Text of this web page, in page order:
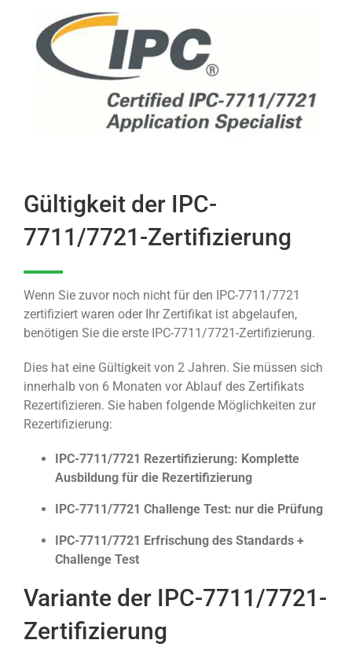
Gültigkeit der IPC-
7711/7721-Zertifizierung
Wenn Sie zuvor noch nicht für den IPC-7711/7721
zertifiziert waren oder Ihr Zertifikat ist abgelaufen,
benötigen Sie die erste IPC-7711/7721-Zertifizierung.
Dies hat eine Gültigkeit von 2 Jahren. Sie müssen sich
innerhalb von 6 Monaten vor Ablauf des Zertifikats
Rezertifizieren. Sie haben folgende Möglichkeiten zur
Rezertifizierung:
IPC-7711/7721 Rezertifizierung: Komplette
Ausbildung für die Rezertifizierung
IPC-7711/7721 Challenge Test: nur die Prüfung
IPC-7711/7721 Erfrischung des Standards +
Challenge Test
Variante der IPC-7711/7721-
Zertifizierung